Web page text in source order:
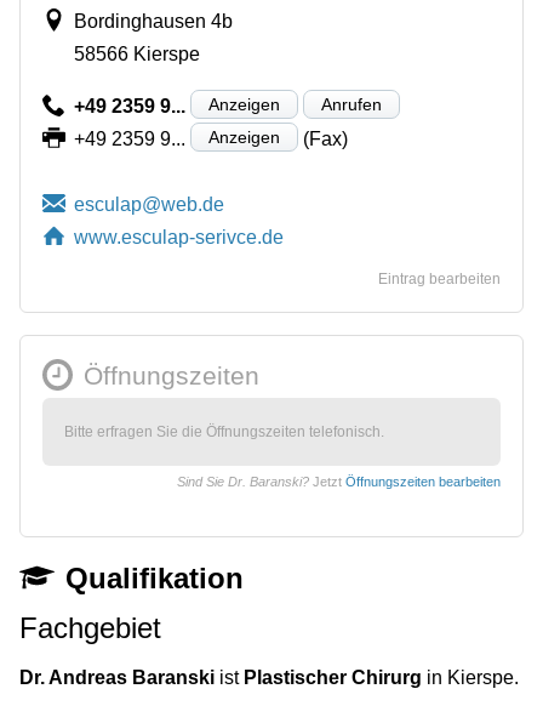
Bordinghausen 4b
58566 Kierspe
+49 2359 9... Anzeigen Anrufen
+49 2359 9... Anzeigen (Fax)
www.esculap-serivce.de
Eintrag bearbeiten
Öffnungszeiten
Bitte erfragen Sie die Öffnungszeiten telefonisch.
Sind Sie Dr. Baranski? Jetzt Öffnungszeiten bearbeiten
Qualifikation
Fachgebiet
Dr. Andreas Baranski ist Plastischer Chirurg in Kierspe.